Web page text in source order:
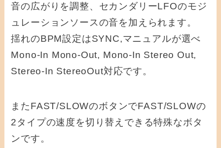
音の広がりを調整、セカンダリーLFOのモジ
ュレーションソースの音を加えられます。
揺れのBPM設定はSYNC,マニュアルが選べ
Mono-In Mono-Out, Mono-In Stereo Out,
Stereo-In StereoOut対応です。
またFAST/SLOWのボタンでFAST/SLOWの
2タイプの速度を切り替えできる特殊なボタ
ンです。